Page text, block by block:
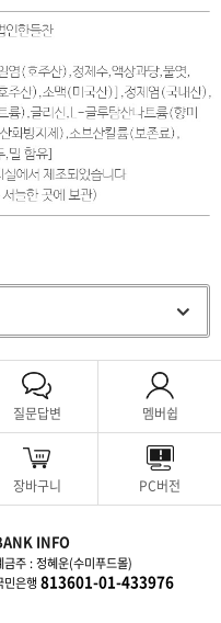
질문답변 멤버쉽
장바구니 PC버전
INFO
금주 : 정혜운(수미푸드몰)
민은행 813601-01-433976